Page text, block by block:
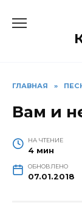
ГЛАВНАЯ »
Вам и
НА ЧТЕНИЕ
4 мин
ОБНОВЛЕНО
07.01.2018